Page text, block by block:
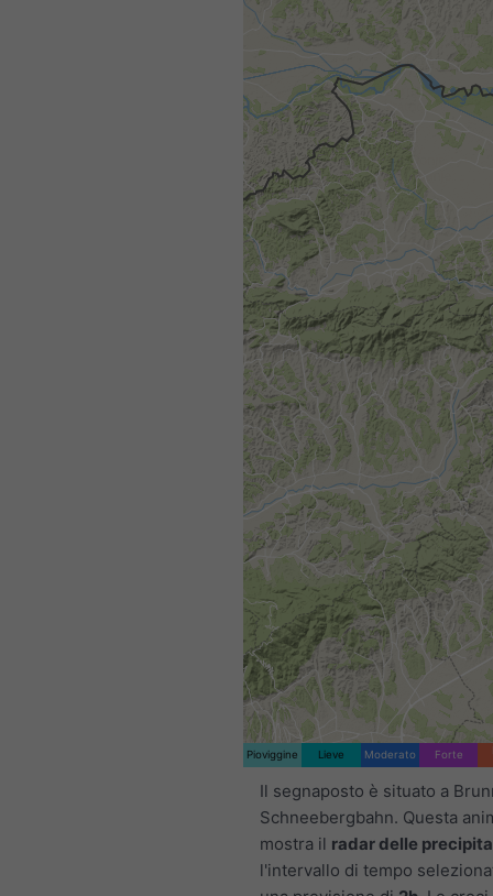
Pioviggine Lieve Moderato Forte
Il segnaposto è situato a
Schneebergbahn. Questa
mostra il radar delle
l'intervallo di tempo